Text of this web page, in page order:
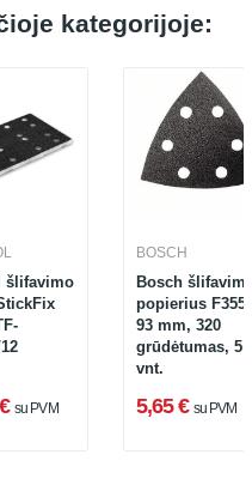
kategorijoje:
šlifavimo
su PVM
BOSCH
Bosch
popierius F355,
93 mm, 320
grūdėtumas, 5
vnt.
5,65 € su PVM